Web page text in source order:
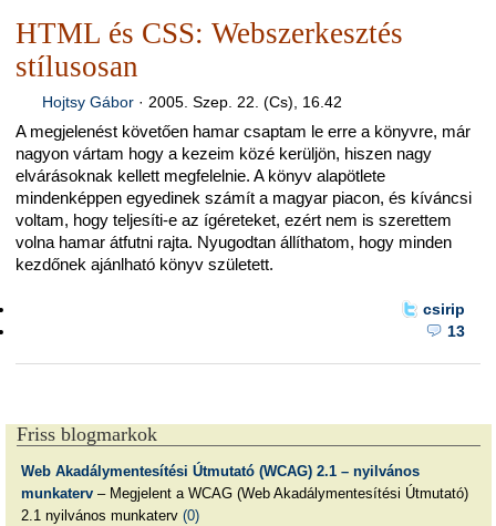
HTML és CSS: Webszerkesztés
stílusosan
Hojtsy Gábor· 2005. Szep. 22. (Cs), 16.42
A megjelenést követően hamar csaptam le erre a könyvre, már
nagyon vártam hogy a kezeim közé kerüljön, hiszen nagy
elvárásoknak kellett megfelelnie. A könyv alapötlete
mindenképpen egyedinek számít a magyar piacon, és kíváncsi
voltam, hogy teljesíti-e az ígéreteket, ezért nem is szerettem
volna hamar átfutni rajta. Nyugodtan állíthatom, hogy minden
kezdőnek ajánlható könyv született.
csirip
13
Friss blogmarkok
Web Akadálymentesítési Útmutató (WCAG) 2.1 – nyilvános
munkaterv– Megjelent a WCAG (Web Akadálymentesítési Útmutató)
2.1 nyilvános munkaterv (0)